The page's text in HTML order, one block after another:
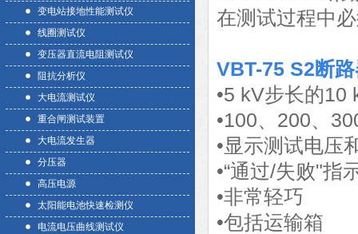
变电站接地性能测试仪
线圈测试仪
变压器直流电阻测试仪
阻抗分析仪
大电流测试仪
重合闸测试装置
大电流发生器
分压器
高压电源
太阳能电池快速检测仪
电流电压曲线测试仪
在测试过程中
VBT-75 S2断
•5 kV步长的10
•100、200、
•显示测试电压
•“通过/失败"指
•非常轻巧
•包括运输箱